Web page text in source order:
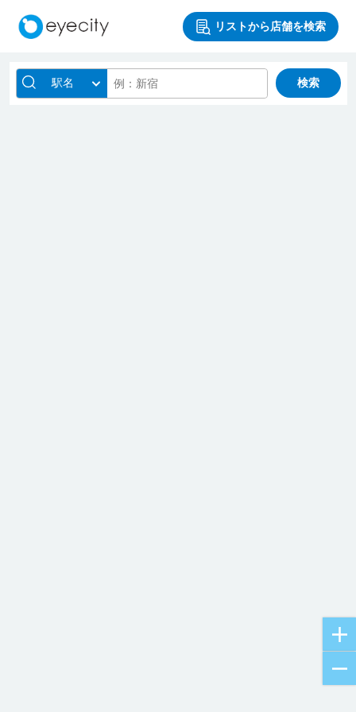
リストから店舗を検索
駅名 検索